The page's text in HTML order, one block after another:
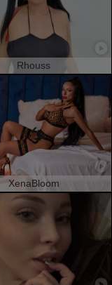
Rhouss
XenaBloom